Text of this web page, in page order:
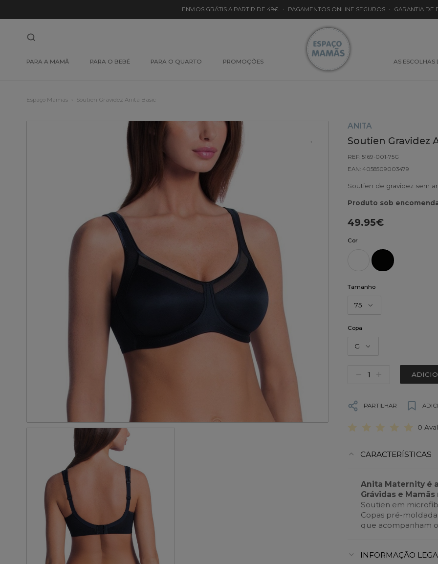
ENVIOS GRÁTIS A PARTIR DE 49€ · PAGAMENTOS ONLINE SEGUROS · GARANTIA DE
PARA A MAMÃ PARA O BEBÉ PARA O QUARTO PROMOÇÕES AS ESCOLHAS
Espaço Mamãs Soutien Gravidez Anita Basic
ANITA
Soutien Gravidez
REF: 5169-001-75G
EAN: 4058509003479
Soutien de gravidez sem
Produto sob
49.95€
Cor
Tamanho
75
Copa
G
PARTILHAR
0
CARACTERÍSTICAS
Anita Maternity é
Grávidas e Mamãs
Soutien em
Copas pré-
que acompanham
INFORMAÇÃO